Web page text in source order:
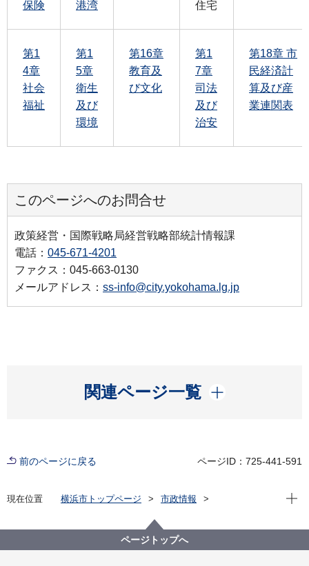
保険
港湾
住宅
第1
4章
社会
福祉
第1
5章
衛生
及び
環境
第16章
教育及
び文化
第1
7章
司法
及び
治安
第18章 市
民経済計
算及び産
業連関表
このページへのお問合せ
政策経営・国際戦略局経営戦略部統計情報課
電話： 045-671-4201
ファクス：045-663-0130
メールアドレス： ss-info@city.yokohama.lg.jp
関連ページ一覧
開く
前のページに戻る ページID：725-441-591
現在位置 横浜市トップページ
市政情報
横浜市統計書
横浜市統計書 第10章 建物及び住宅
現在
ページトップへ